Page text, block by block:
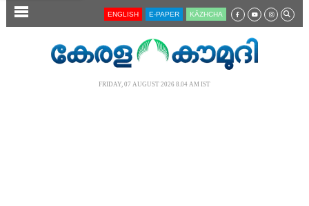
SECTIONS ENGLISH E-PAPER KĀZHCHA
FRIDAY, 07 AUGUST 2026 8.04 AM IST